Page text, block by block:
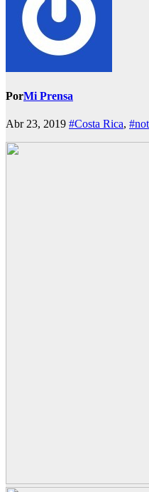
PorMi Prensa
Abr 23, 2019 #Costa Rica,